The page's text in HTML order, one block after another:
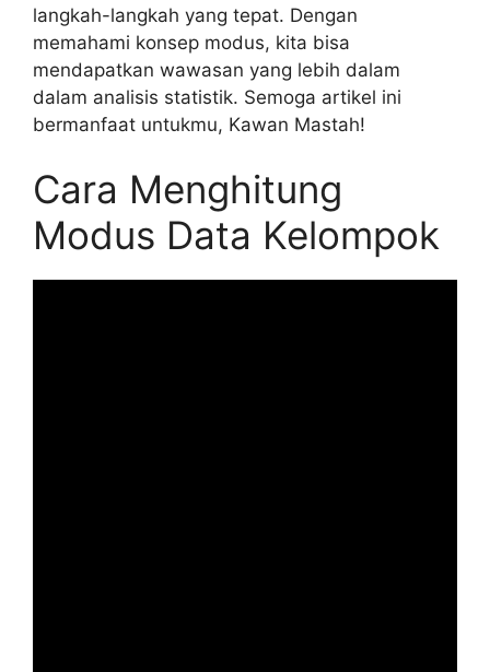
langkah-langkah yang tepat. Dengan
memahami konsep modus, kita bisa
mendapatkan wawasan yang lebih dalam
dalam analisis statistik. Semoga artikel ini
bermanfaat untukmu, Kawan Mastah!
Cara Menghitung
Modus Data Kelompok